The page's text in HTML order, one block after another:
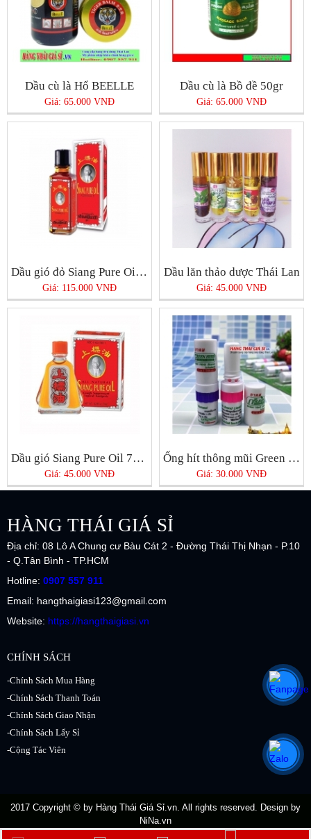
Dầu cù là Hổ BEELLE
Giá: 65.000 VNĐ
Dầu cù là Bồ đề 50gr
Giá: 65.000 VNĐ
Dầu gió đỏ Siang Pure Oil 25cc
Giá: 115.000 VNĐ
Dầu lăn thảo dược Thái Lan
Giá: 45.000 VNĐ
Dầu gió Siang Pure Oil 7ml Thái Lan
Giá: 45.000 VNĐ
Ống hít thông mũi Green Herb
Giá: 30.000 VNĐ
HÀNG THÁI GIÁ SỈ
Địa chỉ: 08 Lô A Chung cư Bàu Cát 2 - Đường Thái Thị Nhạn - P.10
- Q.Tân Bình - TP.HCM
Hotline: 0907 557 911
Email: hangthaigiasi123@gmail.com
Website: https://hangthaigiasi.vn
CHÍNH SÁCH
-Chính Sách Mua Hàng
-Chính Sách Thanh Toán
-Chính Sách Giao Nhận
-Chính Sách Lấy Sỉ
-Cộng Tác Viên
2017 Copyright © by Hàng Thái Giá Sỉ.vn. All rights reserved. Design by
NiNa.vn